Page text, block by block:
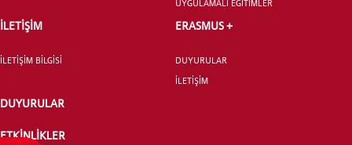
UYGULAMALI EĞİTİMLER
İLETİŞİM
İLETİŞİM BİLGİSİ
ERASMUS +
DUYURULAR
İLETİŞİM
DUYURULAR
ETKİNLİKLER